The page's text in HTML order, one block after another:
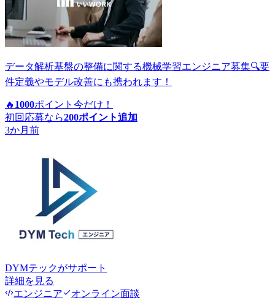
データ解析基盤の整備に関する機械学習エンジニア募集🔍要
件定義やモデル改善にも携われます！
🔥 1000ポイント 今だけ！
初回応募なら200ポイント追加
3か月前
DYMテックがサポート
詳細を見る
エンジニア
オンライン面談